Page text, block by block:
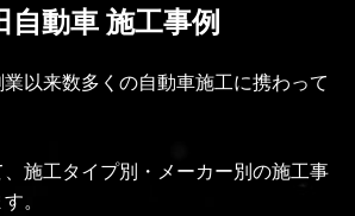
自動車 施工事例
以来数多くの自動車施工に携わって
施工タイプ別・メーカー別の施工事
。